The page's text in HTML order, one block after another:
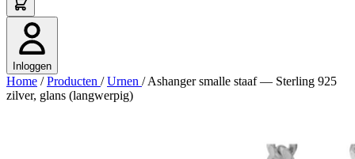
Inloggen
Home / Producten / Urnen / Ashanger smalle staaf — Sterling 925
zilver, glans (langwerpig)